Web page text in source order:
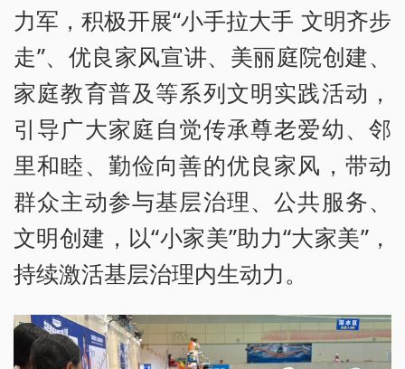
力军，积极开展“小手拉大手 文明齐步
走”、优良家风宣讲、美丽庭院创建、
家庭教育普及等系列文明实践活动，
引导广大家庭自觉传承尊老爱幼、邻
里和睦、勤俭向善的优良家风，带动
群众主动参与基层治理、公共服务、
文明创建，以“小家美”助力“大家美”，
持续激活基层治理内生动力。